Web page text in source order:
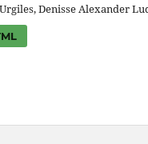
Denisse Alexander